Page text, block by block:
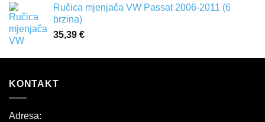
Ručica mjenjača VW Passat 2006-2011 (6
brzina)
35,39 €
KONTAKT
Adresa: